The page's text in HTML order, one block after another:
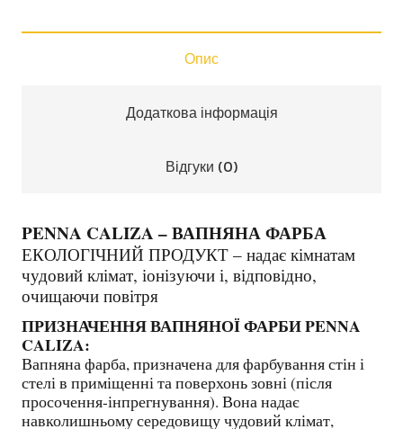
Опис
Додаткова інформація
Відгуки (0)
PENNA CALIZA – ВАПНЯНА ФАРБА
ЕКОЛОГІЧНИЙ ПРОДУКТ – надає кімнатам
чудовий клімат, іонізуючи і, відповідно,
очищаючи повітря
ПРИЗНАЧЕННЯ ВАПНЯНОЇ ФАРБИ PENNA
CALIZA:
Вапняна фарба, призначена для фарбування стін і
стелі в приміщенні та поверхонь зовні (після
просочення-інпрегнування). Вона надає
навколишньому середовищу чудовий клімат,